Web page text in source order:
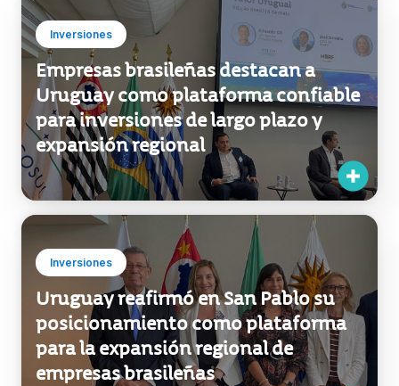
Inversiones
Empresas brasileñas destacan a
Uruguay como plataforma confiable
para inversiones de largo plazo y
expansión regional
Inversiones
Uruguay reafirmó en San Pablo su
posicionamiento como plataforma
para la expansión regional de
empresas brasileñas